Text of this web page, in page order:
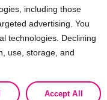
including those
advertising. You
technologies. Declining
use, storage, and
Accept All